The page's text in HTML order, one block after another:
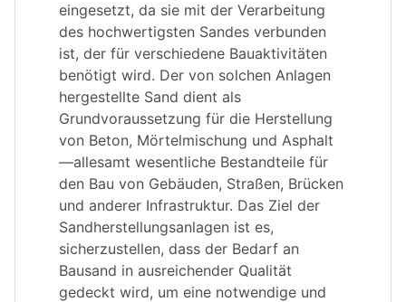
eingesetzt, da sie mit der Verarbeitung
des hochwertigsten Sandes verbunden
ist, der für verschiedene Bauaktivitäten
benötigt wird. Der von solchen Anlagen
hergestellte Sand dient als
Grundvoraussetzung für die Herstellung
von Beton, Mörtelmischung und Asphalt
—allesamt wesentliche Bestandteile für
den Bau von Gebäuden, Straßen, Brücken
und anderer Infrastruktur. Das Ziel der
Sandherstellungsanlagen ist es,
sicherzustellen, dass der Bedarf an
Bausand in ausreichender Qualität
gedeckt wird, um eine notwendige und